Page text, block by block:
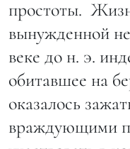
простоты.
вынужденной
веке до н. э.
обитавшее на
оказалось
враждующими